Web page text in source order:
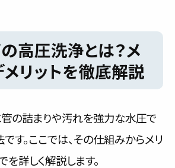
高圧洗浄とは？メ
メリットを徹底解説
の詰まりや汚れを強力な水圧で
す。ここでは、その仕組みからメリ
を詳しく解説します。